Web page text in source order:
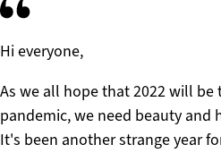
Hi everyone,
As we all hope that 2022 will
pandemic, we need beauty and
It's been another strange year